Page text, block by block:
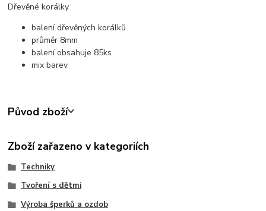
Dřevěné korálky
balení dřevěných korálků
průměr 8mm
balení obsahuje 85ks
mix barev
Původ zboží
Zboží zařazeno v kategoriích
Techniky
Tvoření s dětmi
Výroba šperků a ozdob